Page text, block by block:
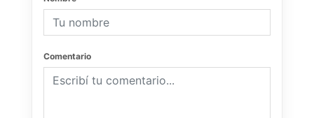
Comentario